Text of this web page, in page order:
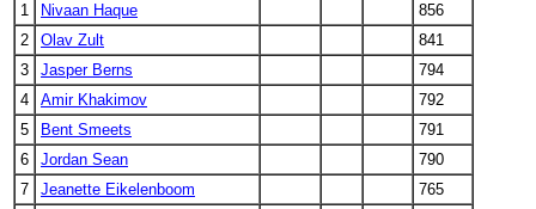
1
Nivaan Haque
856
2
Olav Zult
841
3
Jasper Berns
794
4
Amir Khakimov
792
5
Bent Smeets
791
6
Jordan Sean
790
7
Jeanette Eikelenboom
765